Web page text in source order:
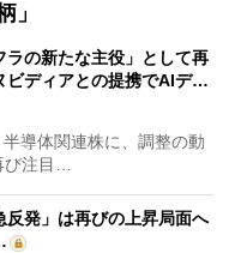
」
の新たな主役」として再
ディアとの提携でAIデ…
導体関連株に、調整の動
び注目…
発」は再びの上昇局面へ